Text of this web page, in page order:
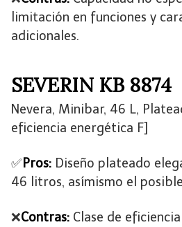
limitación en funciones y
adicionales.
SEVERIN KB 8874
Nevera, Minibar, 46 L,
eficiencia energética F]
✅ Pros: Diseño plateado
46 litros, asímismo el
❌Contras: Clase de